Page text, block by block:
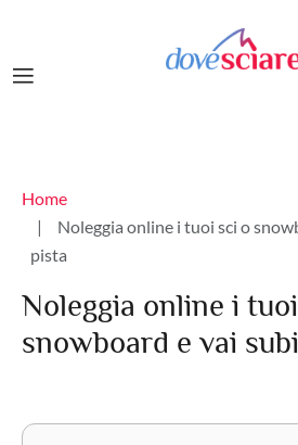
Briciole di pane
Home
Noleggia online i tuoi sci o
pista
Noleggia online i
snowboard e vai